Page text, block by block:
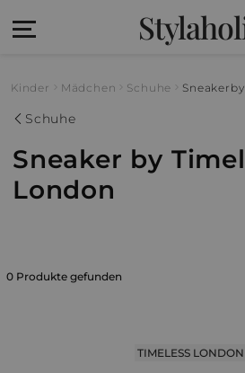
Kinder Mädchen Schuhe Sneaker
Schuhe
Sneaker by
London
0 Produkte gefunden
TIMELESS LONDON